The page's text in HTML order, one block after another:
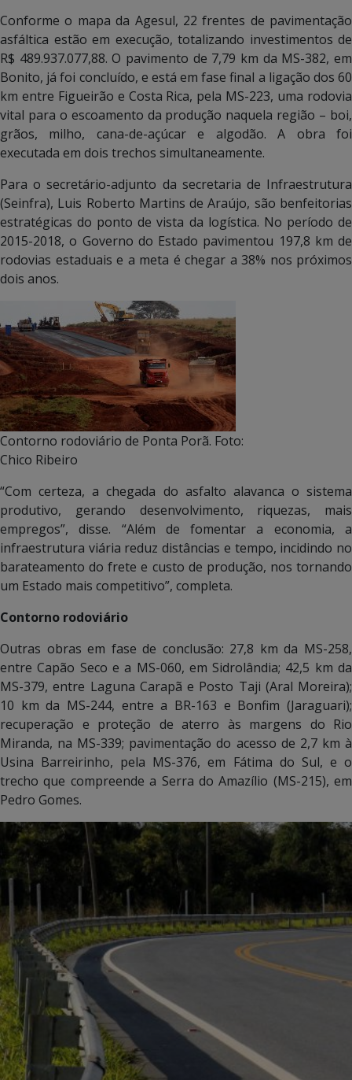
Conforme o mapa da Agesul, 22 frentes de pavimentação
asfáltica estão em execução, totalizando investimentos de
R$ 489.937.077,88. O pavimento de 7,79 km da MS-382, em
Bonito, já foi concluído, e está em fase final a ligação dos 60
km entre Figueirão e Costa Rica, pela MS-223, uma rodovia
vital para o escoamento da produção naquela região – boi,
grãos, milho, cana-de-açúcar e algodão. A obra foi
executada em dois trechos simultaneamente.
Para o secretário-adjunto da secretaria de Infraestrutura
(Seinfra), Luis Roberto Martins de Araújo, são benfeitorias
estratégicas do ponto de vista da logística. No período de
2015-2018, o Governo do Estado pavimentou 197,8 km de
rodovias estaduais e a meta é chegar a 38% nos próximos
dois anos.
Contorno rodoviário de Ponta Porã. Foto:
Chico Ribeiro
“Com certeza, a chegada do asfalto alavanca o sistema
produtivo, gerando desenvolvimento, riquezas, mais
empregos”, disse. “Além de fomentar a economia, a
infraestrutura viária reduz distâncias e tempo, incidindo no
barateamento do frete e custo de produção, nos tornando
um Estado mais competitivo”, completa.
Contorno rodoviário
Outras obras em fase de conclusão: 27,8 km da MS-258,
entre Capão Seco e a MS-060, em Sidrolândia; 42,5 km da
MS-379, entre Laguna Carapã e Posto Taji (Aral Moreira);
10 km da MS-244, entre a BR-163 e Bonfim (Jaraguari);
recuperação e proteção de aterro às margens do Rio
Miranda, na MS-339; pavimentação do acesso de 2,7 km à
Usina Barreirinho, pela MS-376, em Fátima do Sul, e o
trecho que compreende a Serra do Amazílio (MS-215), em
Pedro Gomes.